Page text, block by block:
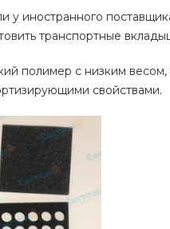
у иностранного
транспортные
полимер с низким
свойствами.